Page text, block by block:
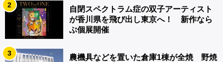
2
自閉スペクトラム症の双子アーティスト
が香川県を飛び出し東京へ！ 新作なら
ぶ個展開催
3
農機具などを置いた倉庫1棟が全焼 野焼